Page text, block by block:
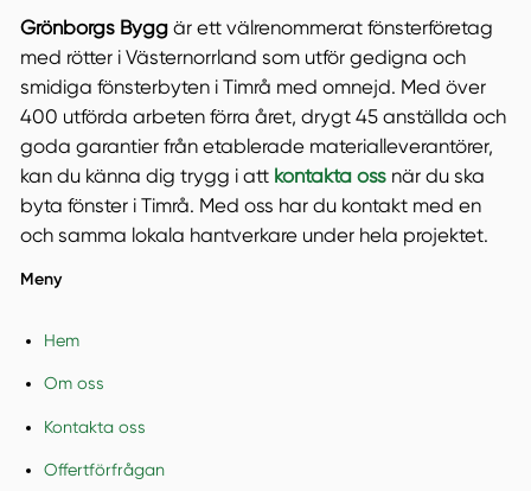
Grönborgs Byggär ett välrenommerat fönsterföretag
med rötter i Västernorrland som utför gedigna och
smidiga fönsterbyten i Timrå med omnejd. Med över
400 utförda arbeten förra året, drygt 45 anställda och
goda garantier från etablerade materialleverantörer,
kan du känna dig trygg i att kontakta ossnär du ska
byta fönster i Timrå. Med oss har du kontakt med en
och samma lokala hantverkare under hela projektet.
Meny
Hem
Om oss
Kontakta oss
Offertförfrågan